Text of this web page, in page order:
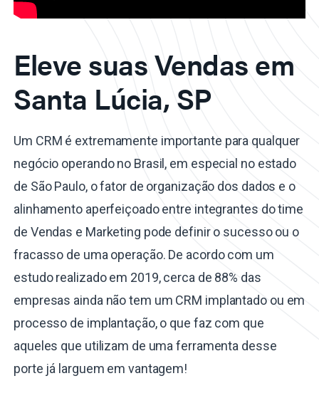
Eleve suas Vendas em
Santa Lúcia, SP
Um CRM é extremamente importante para qualquer
negócio operando no Brasil, em especial no estado
de São Paulo, o fator de organização dos dados e o
alinhamento aperfeiçoado entre integrantes do time
de Vendas e Marketing pode definir o sucesso ou o
fracasso de uma operação. De acordo com um
estudo realizado em 2019, cerca de 88% das
empresas ainda não tem um CRM implantado ou em
processo de implantação, o que faz com que
aqueles que utilizam de uma ferramenta desse
porte já larguem em vantagem!